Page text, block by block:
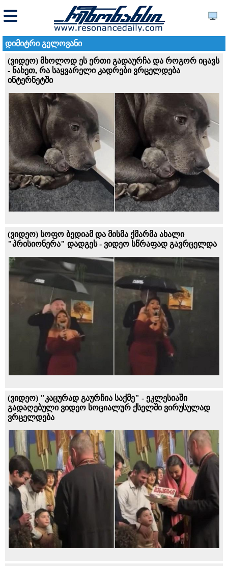
დიმიტრი გელოვანი
(ვიდეო) მხოლოდ ეს ერთი გადაურჩა და როგორ იცავს
- ნახეთ, რა საყვარელი კადრები ვრცელდება
ინტერნეტში
(ვიდეო) სოფო ბედიამ და მისმა ქმარმა ახალი
"პრისიონერა" დადგეს - ვიდეო სწრაფად გავრცელდა
(ვიდეო) "კაცურად გაურჩია საქმე" - ეკლესიაში
გადაღებული ვიდეო სოციალურ ქსელში ვირუსულად
ვრცელდება